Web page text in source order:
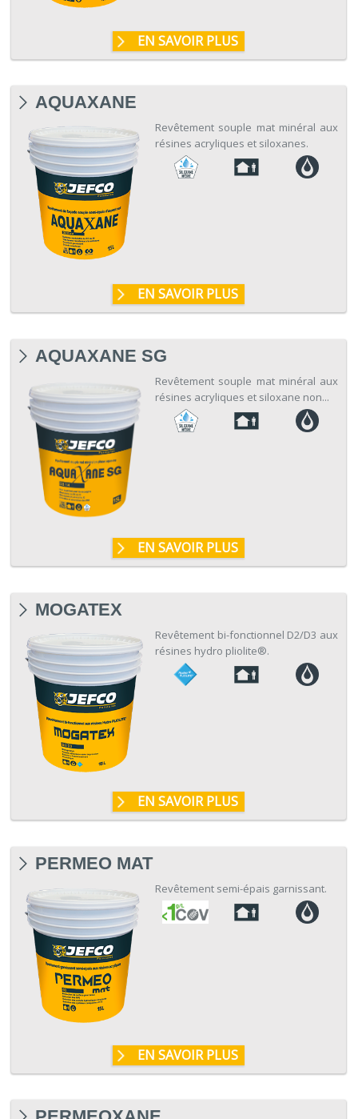
EN SAVOIR PLUS
AQUAXANE
Revêtement souple mat minéral aux
résines acryliques et siloxanes.
EN SAVOIR PLUS
AQUAXANE SG
Revêtement souple mat minéral aux
résines acryliques et siloxane non...
EN SAVOIR PLUS
MOGATEX
Revêtement bi-fonctionnel D2/D3 aux
résines hydro pliolite®.
EN SAVOIR PLUS
PERMEO MAT
Revêtement semi-épais garnissant.
EN SAVOIR PLUS